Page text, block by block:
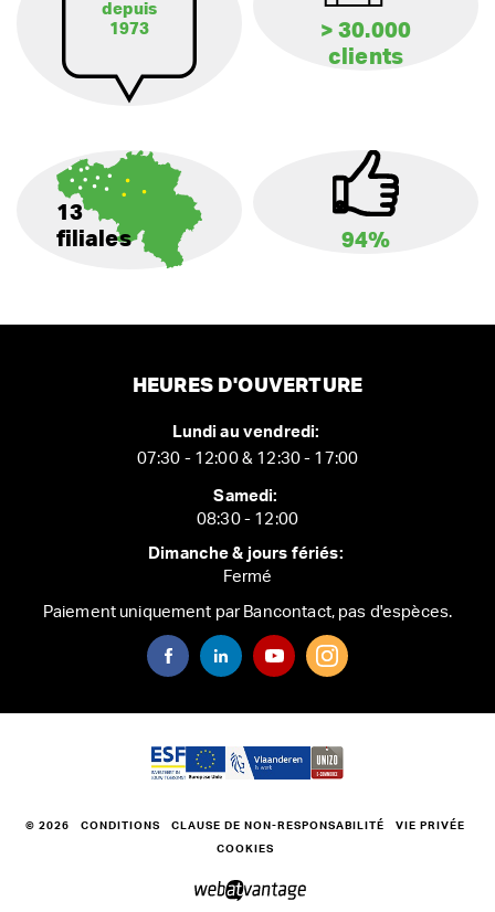
depuis
1973
> 30.000
clients
13
filiales
94%
HEURES D'OUVERTURE
Lundi au vendredi:
07:30 - 12:00 & 12:30 - 17:00
Samedi:
08:30 - 12:00
Dimanche & jours fériés:
Fermé
Paiement uniquement par Bancontact, pas d'espèces.
© 2026 CONDITIONS CLAUSE DE NON-RESPONSABILITÉ VIE PRIVÉE
COOKIES